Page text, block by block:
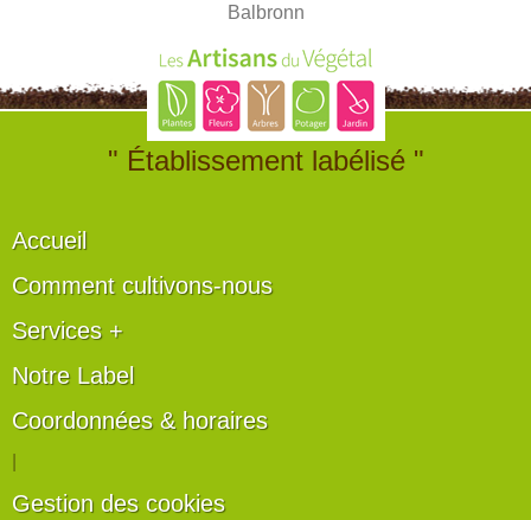
Balbronn
" Établissement labélisé "
Accueil
Comment cultivons-nous
Services +
Notre Label
Coordonnées & horaires
Gestion des cookies